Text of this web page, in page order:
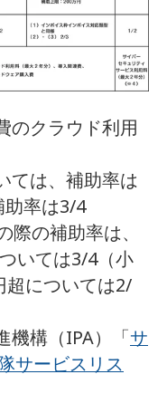
のクラウド利用
ては、補助率は
助率は3/4
際の補助率は、
いては3/4（小
超については2/
機構（IPA）「サ
サービスリス